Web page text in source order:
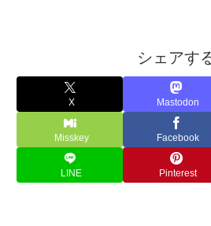
シェアす
X Mastodon
Misskey Facebook
LINE Pinterest